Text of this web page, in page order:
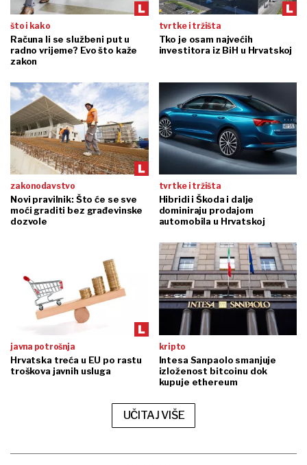
što i kako
Računa li se službeni put u
radno vrijeme? Evo što kaže
zakon
tvrtke i tržišta
Tko je osam najvećih
investitora iz BiH u Hrvatskoj
zakonodavstvo
Novi pravilnik: Što će se sve
moći graditi bez građevinske
dozvole
tvrtke i tržišta
Hibridi i Škoda i dalje
dominiraju prodajom
automobila u Hrvatskoj
javna potrošnja
Hrvatska treća u EU po rastu
troškova javnih usluga
kripto
Intesa Sanpaolo smanjuje
izloženost bitcoinu dok
kupuje ethereum
UČITAJ VIŠE